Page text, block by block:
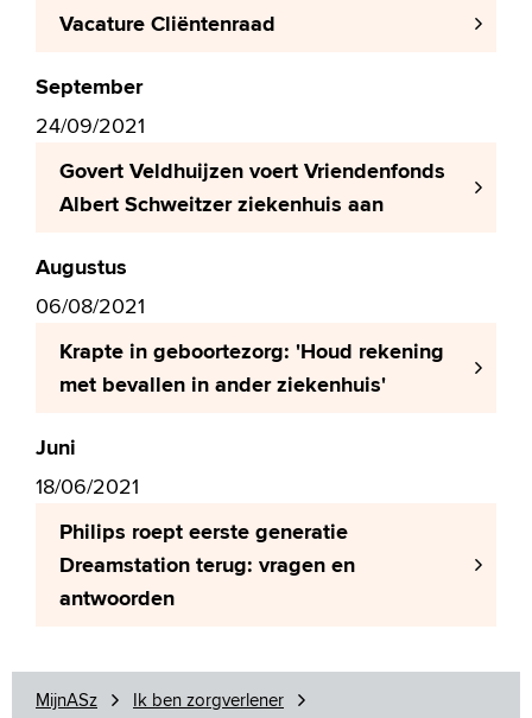
Vacature Cliëntenraad
September
24/09/2021
Govert Veldhuijzen voert Vriendenfonds
Albert Schweitzer ziekenhuis aan
Augustus
06/08/2021
Krapte in geboortezorg: 'Houd rekening
met bevallen in ander ziekenhuis'
Juni
18/06/2021
Philips roept eerste generatie
Dreamstation terug: vragen en
antwoorden
MijnASz Ik ben zorgverlener